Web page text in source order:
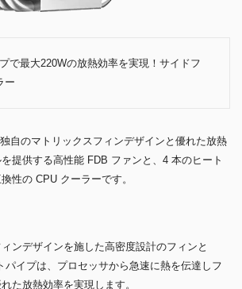
で最大220Wの放熱効率を実現！サイドフ
ー
自のマトリックスフィンデザインと優れた放熱
提供する高性能 FDB ファンと、4 本のヒート
性の CPU クーラーです。
ンデザインを施した高密度設計のフィンと
パイプは、プロセッサから急速に熱を伝達しフ
た放熱効率を実現します。